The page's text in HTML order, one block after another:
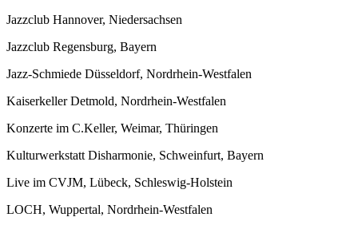
Jazzclub Hannover, Niedersachsen
Jazzclub Regensburg, Bayern
Jazz-Schmiede Düsseldorf, Nordrhein-Westfalen
Kaiserkeller Detmold, Nordrhein-Westfalen
Konzerte im C.Keller, Weimar, Thüringen
Kulturwerkstatt Disharmonie, Schweinfurt, Bayern
Live im CVJM, Lübeck, Schleswig-Holstein
LOCH, Wuppertal, Nordrhein-Westfalen